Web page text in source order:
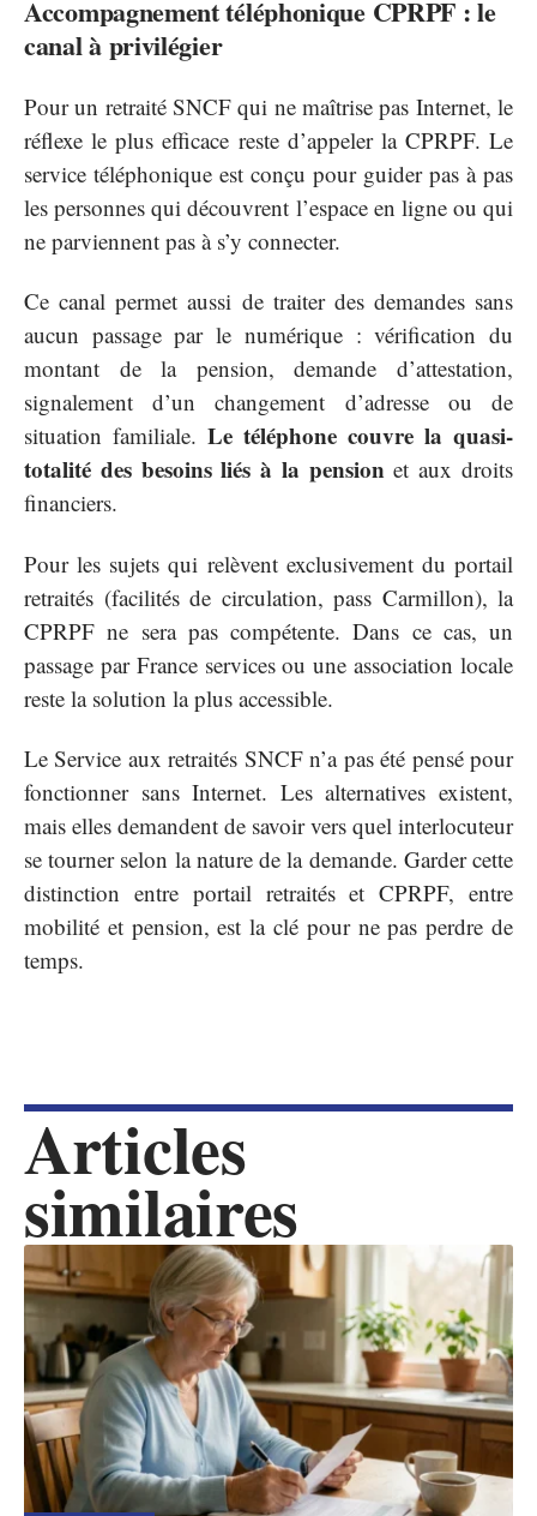
Accompagnement téléphonique CPRPF : le
canal à privilégier
Pour un retraité SNCF qui ne maîtrise pas Internet, le
réflexe le plus efficace reste d’appeler la CPRPF. Le
service téléphonique est conçu pour guider pas à pas
les personnes qui découvrent l’espace en ligne ou qui
ne parviennent pas à s’y connecter.
Ce canal permet aussi de traiter des demandes sans
aucun passage par le numérique : vérification du
montant de la pension, demande d’attestation,
signalement d’un changement d’adresse ou de
situation familiale. Le téléphone couvre la quasi-
totalité des besoins liés à la pensionet aux droits
financiers.
Pour les sujets qui relèvent exclusivement du portail
retraités (facilités de circulation, pass Carmillon), la
CPRPF ne sera pas compétente. Dans ce cas, un
passage par France services ou une association locale
reste la solution la plus accessible.
Le Service aux retraités SNCF n’a pas été pensé pour
fonctionner sans Internet. Les alternatives existent,
mais elles demandent de savoir vers quel interlocuteur
se tourner selon la nature de la demande. Garder cette
distinction entre portail retraités et CPRPF, entre
mobilité et pension, est la clé pour ne pas perdre de
temps.
Articles
similaires